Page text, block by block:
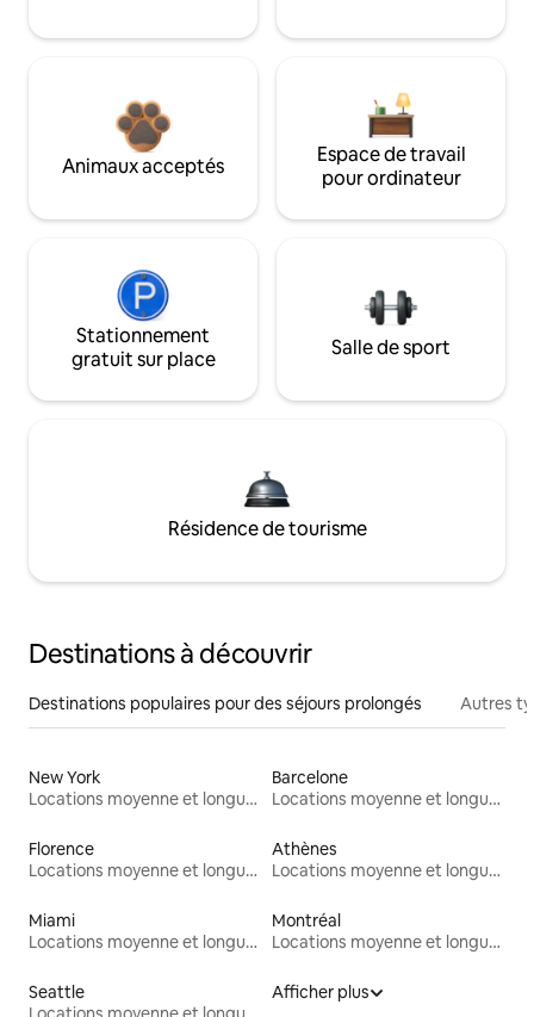
Animaux acceptés
Espace de travail
pour ordinateur
Stationnement
gratuit sur place
Salle de sport
Résidence de tourisme
Destinations à découvrir
Destinations populaires pour des séjours prolongés Autres
New York
Locations moyenne et longue durée
Barcelone
Locations moyenne et longue durée
Florence
Locations moyenne et longue durée
Athènes
Locations moyenne et longue durée
Miami
Locations moyenne et longue durée
Montréal
Locations moyenne et longue durée
Seattle
Afficher plus